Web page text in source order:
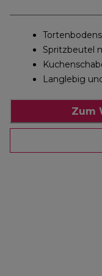
Spritzbeutel
Langlebig
Zum